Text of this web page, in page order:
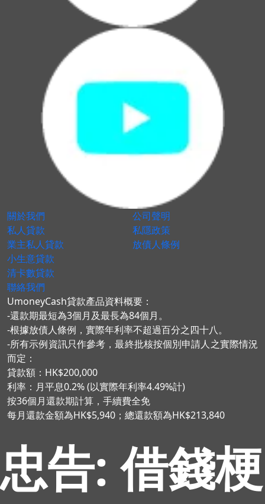
關於我們
私人貸款
業主私人貸款
小生意貸款
清卡數貸款
聯絡我們
公司聲明
私隱政策
放債人條例
UmoneyCash貸款產品資料概要：
-還款期最短為3個月及最長為84個月。
-根據放債人條例，實際年利率不超過百分之四十八。
-所有示例資訊只作參考，最終批核按個別申請人之實際情況
而定：
貸款額：HK$200,000
利率：月平息0.2% (以實際年利率4.49%計)
按36個月還款期計算，手續費全免
每月還款金額為HK$5,940；總還款額為HK$213,840
忠告: 借錢梗